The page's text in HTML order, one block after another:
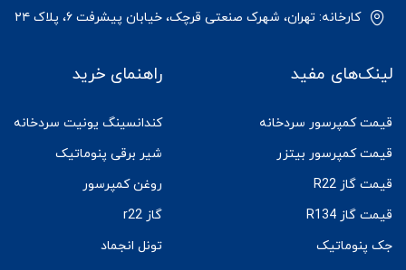
کارخانه: تهران، شهرک صنعتی قرچک، خیابان پیشرفت ۶، پلاک ۲۴
لینک‌های مفید
قیمت کمپرسور سردخانه
قیمت کمپرسور بیتزر
قیمت گاز R22
قیمت گاز R134
جک پنوماتیک
راهنمای خرید
کندانسینگ یونیت سردخانه
شیر برقی پنوماتیک
روغن کمپرسور
گاز r22
تونل انجماد